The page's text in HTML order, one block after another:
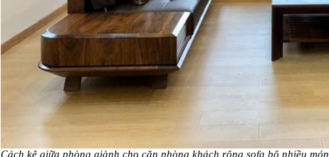
Cách kê giữa phòng giành cho căn phòng khách rộng sofa bộ nhiều món